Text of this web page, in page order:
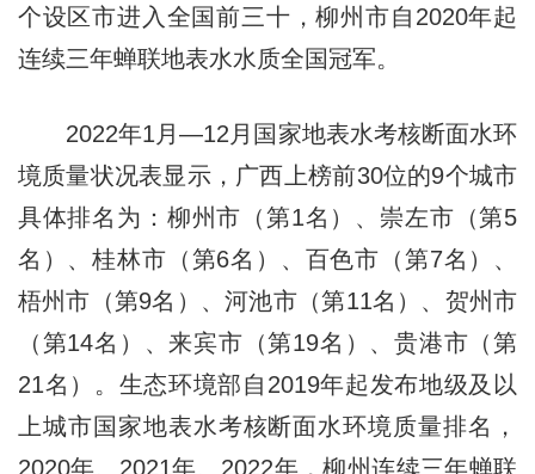
个设区市进入全国前三十，柳州市自2020年起
连续三年蝉联地表水水质全国冠军。
2022年1月—12月国家地表水考核断面水环
境质量状况表显示，广西上榜前30位的9个城市
具体排名为：柳州市（第1名）、崇左市（第5
名）、桂林市（第6名）、百色市（第7名）、
梧州市（第9名）、河池市（第11名）、贺州市
（第14名）、来宾市（第19名）、贵港市（第
21名）。生态环境部自2019年起发布地级及以
上城市国家地表水考核断面水环境质量排名，
2020年、2021年、2022年，柳州连续三年蝉联